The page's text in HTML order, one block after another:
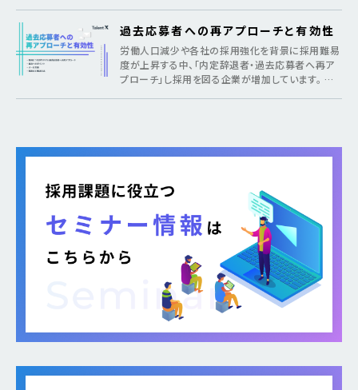
過去応募者への再アプローチと有効性
労働人口減少や各社の採用強化を背景に採用難易
度が上昇する中、「内定辞退者・過去応募者へ再ア
プローチ」し採用を図る企業が増加しています。 そ